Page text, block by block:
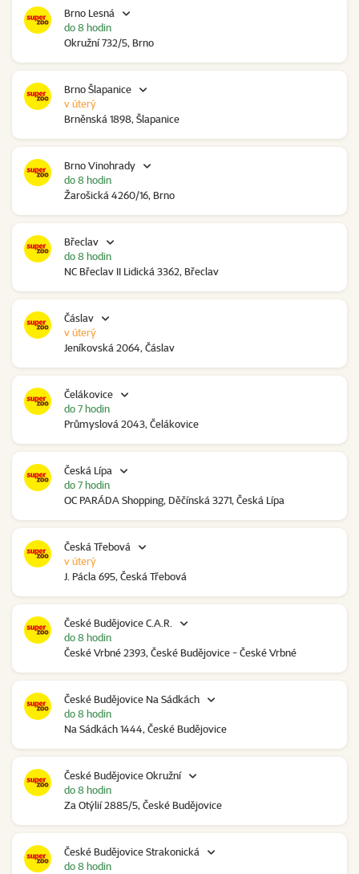
Brno Lesná
Okružní 732/5, Brno
do 8 hodin
Brno Šlapanice
Brněnská 1898, Šlapanice
v úterý
Brno Vinohrady
Žarošická 4260/16, Brno
do 8 hodin
Břeclav
NC Břeclav II Lidická 3362, Břeclav
do 8 hodin
Čáslav
Jeníkovská 2064, Čáslav
v úterý
Čelákovice
Průmyslová 2043, Čelákovice
do 7 hodin
Česká Lípa
OC PARÁDA Shopping, Děčínská 3271, Česká Lípa
do 7 hodin
Česká Třebová
J. Pácla 695, Česká Třebová
v úterý
České Budějovice C.A.R.
České Vrbné 2393, České Budějovice - České Vrbné
do 8 hodin
České Budějovice Na Sádkách
Na Sádkách 1444, České Budějovice
do 8 hodin
České Budějovice Okružní
Za Otýlií 2885/5, České Budějovice
do 8 hodin
České Budějovice Strakonická
do 8 hodin